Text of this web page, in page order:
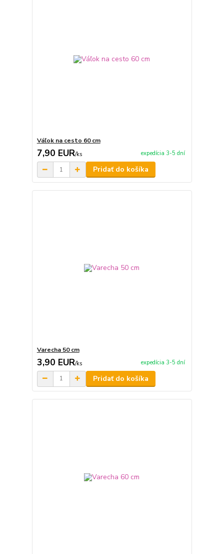
Váľok na cesto 60 cm
7,90 EUR/ks expedícia 3-5 dní
Pridať do košíka
Varecha 50 cm
3,90 EUR/ks expedícia 3-5 dní
Pridať do košíka